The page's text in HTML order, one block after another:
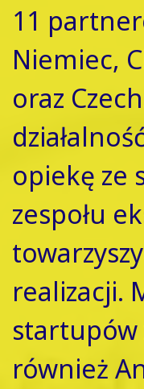
11
Niemiec,
oraz
opiekę ze
zespołu
realizacji.
startupów
również